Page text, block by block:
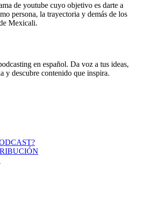
de youtube cuyo objetivo es darte a
persona, la trayectoria y demás de los
Mexicali.
en español. Da voz a tus ideas,
y descubre contenido que inspira.